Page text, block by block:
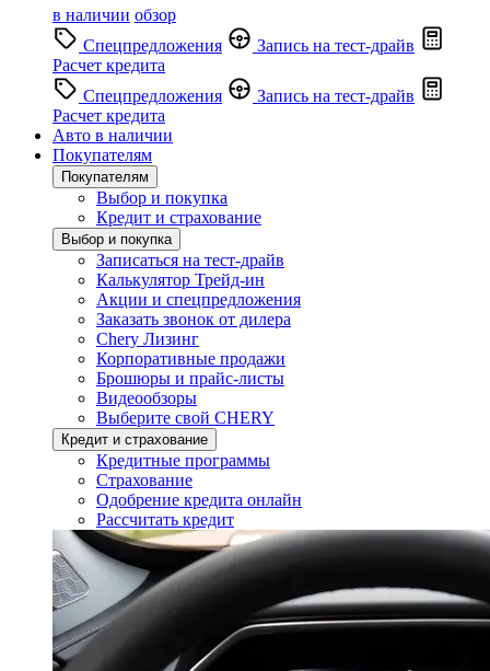
в наличии обзор
Спецпредложения
Запись на тест-драйв
Расчет кредита
Спецпредложения
Запись на тест-драйв
Расчет кредита
Авто в наличии
Покупателям
Покупателям
Выбор и покупка
Кредит и страхование
Выбор и покупка
Записаться на тест-драйв
Калькулятор Трейд-ин
Акции и спецпредложения
Заказать звонок от дилера
Chery Лизинг
Корпоративные продажи
Брошюры и прайс-листы
Видеообзоры
Выберите свой CHERY
Кредит и страхование
Кредитные программы
Страхование
Одобрение кредита онлайн
Рассчитать кредит